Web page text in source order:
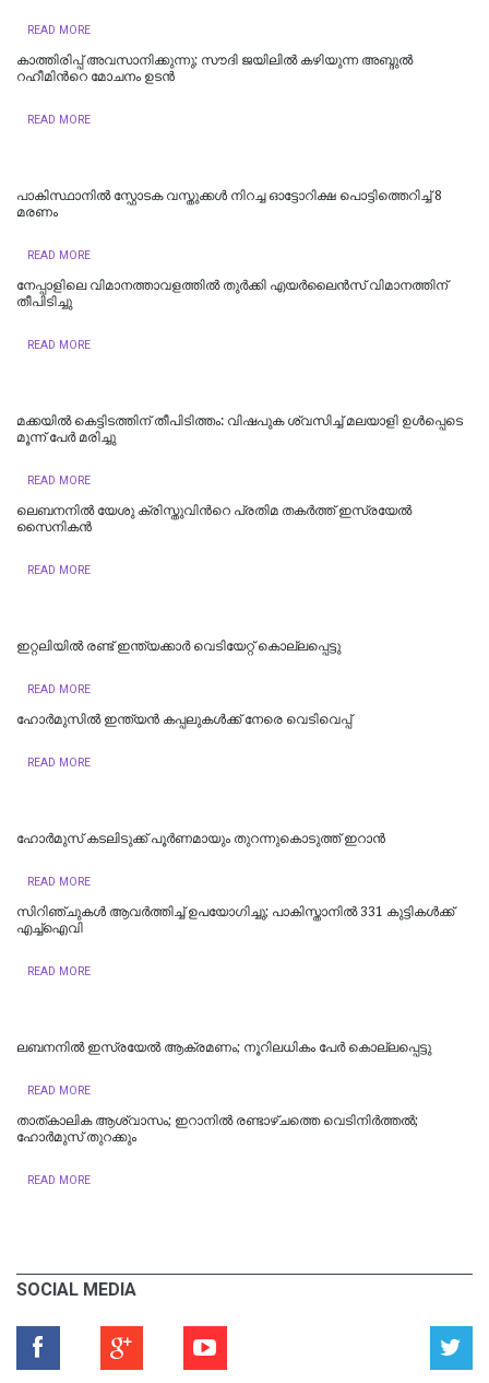
READ MORE
കാത്തിരിപ്പ് അവസാനിക്കുന്നു; സൗദി ജയിലില്‍ കഴിയുന്ന അബ്ദുല്‍
റഹീമിന്‍റെ മോചനം ഉടന്‍
READ MORE
പാകിസ്ഥാനിൽ സ്ഫോടക വസ്തുക്കൾ നിറച്ച ഓട്ടോറിക്ഷ പൊട്ടിത്തെറിച്ച് 8
മരണം
READ MORE
നേപ്പാളിലെ വിമാനത്താവളത്തിൽ തുർക്കി എയർലൈൻസ് വിമാനത്തിന്
തീപിടിച്ചു
READ MORE
മക്കയിൽ കെട്ടിടത്തിന് തീപിടിത്തം: വിഷപുക ശ്വസിച്ച് മലയാളി ഉൾപ്പെടെ
മൂന്ന് പേർ മരിച്ചു
READ MORE
ലെബനനില്‍ യേശു ക്രിസ്തുവിന്‍റെ പ്രതിമ തകര്‍ത്ത് ഇസ്രയേല്‍
സൈനികന്‍
READ MORE
ഇറ്റലിയില്‍ രണ്ട് ഇന്ത്യക്കാര്‍ വെടിയേറ്റ് കൊല്ലപ്പെട്ടു
READ MORE
ഹോർമുസിൽ ഇന്ത്യൻ കപ്പലുകൾക്ക് നേരെ വെടിവെപ്പ്
READ MORE
ഹോര്‍മുസ് കടലിടുക്ക് പൂര്‍ണമായും തുറന്നുകൊടുത്ത് ഇറാൻ
READ MORE
സിറിഞ്ചുകൾ ആവർത്തിച്ച് ഉപയോഗിച്ചു; പാകിസ്താനിൽ 331 കുട്ടികൾക്ക്
എച്ച്‌ഐവി
READ MORE
ലബനനിൽ ഇസ്രയേൽ ആക്രമണം; നൂറിലധികം പേർ കൊല്ലപ്പെട്ടു
READ MORE
താത്കാലിക ആശ്വാസം; ഇറാനിൽ രണ്ടാഴ്ചത്തെ വെടിനിർത്തൽ;
ഹോര്‍മുസ് തുറക്കും
READ MORE
SOCIAL MEDIA